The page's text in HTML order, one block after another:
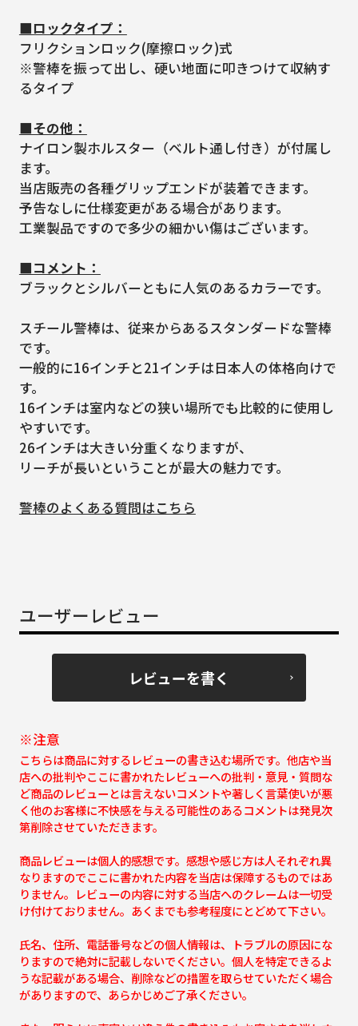
■ロックタイプ：
フリクションロック(摩擦ロック)式
※警棒を振って出し、硬い地面に叩きつけて収納す
るタイプ
■その他：
ナイロン製ホルスター（ベルト通し付き）が付属し
ます。
当店販売の各種グリップエンドが装着できます。
予告なしに仕様変更がある場合があります。
工業製品ですので多少の細かい傷はございます。
■コメント：
ブラックとシルバーともに人気のあるカラーです。
スチール警棒は、従来からあるスタンダードな警棒
です。
一般的に16インチと21インチは日本人の体格向けで
す。
16インチは室内などの狭い場所でも比較的に使用し
やすいです。
26インチは大きい分重くなりますが、
リーチが長いということが最大の魅力です。
警棒のよくある質問はこちら
ユーザーレビュー
レビューを書く
※注意
こちらは商品に対するレビューの書き込む場所です。他店や当
店への批判やここに書かれたレビューへの批判・意見・質問な
ど商品のレビューとは言えないコメントや著しく言葉使いが悪
く他のお客様に不快感を与える可能性のあるコメントは発見次
第削除させていただきます。
商品レビューは個人的感想です。感想や感じ方は人それぞれ異
なりますのでここに書かれた内容を当店は保障するものではあ
りません。レビューの内容に対する当店へのクレームは一切受
け付けておりません。あくまでも参考程度にとどめて下さい。
氏名、住所、電話番号などの個人情報は、トラブルの原因にな
りますので絶対に記載しないでください。個人を特定できるよ
うな記載がある場合、削除などの措置を取らせていただく場合
がありますので、あらかじめご了承ください。